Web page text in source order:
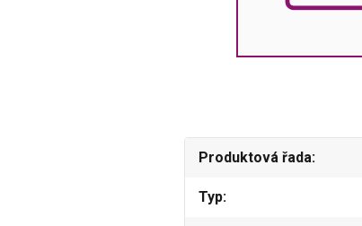
Produktová řada
Typ